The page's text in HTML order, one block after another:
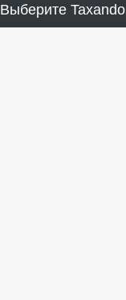
Выберите Taxando